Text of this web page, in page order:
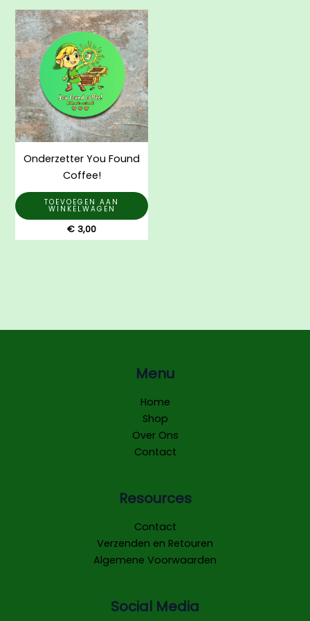
Onderzetter You Found
Coffee!
TOEVOEGEN AAN
WINKELWAGEN
€ 3,00
Menu
Home
Shop
Over Ons
Contact
Resources
Contact
Verzenden en Retouren
Algemene Voorwaarden
Social Media